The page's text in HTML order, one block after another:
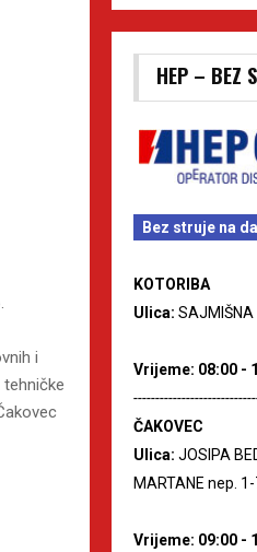
i
HEP – BEZ
Bez struje na
KOTORIBA
Ulica: SAJMIŠNA
Vrijeme: 08:00 -
ČAKOVEC
Ulica: JOSIPA
MARTANE nep.
Vrijeme: 09:00 -